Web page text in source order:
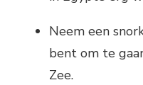
Neem een
bent om te
Zee.